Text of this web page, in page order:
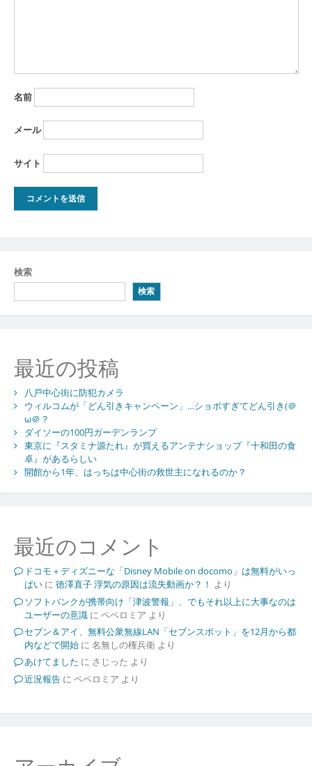
名前
メール
サイト
検索
検索
最近の投稿
八戸中心街に防犯カメラ
ウィルコムが「どん引きキャンペーン」…ショボすぎてどん引き(＠
ω＠？
ダイソーの100円ガーデンランプ
東京に『スタミナ源たれ』が買えるアンテナショップ『十和田の食
卓』があるらしい
開館から1年、はっちは中心街の救世主になれるのか？
最近のコメント
ドコモ＋ディズニーな「Disney Mobile on docomo」は無料がいっ
ぱいに 徳澤直子 浮気の原因は流失動画か？！ より
ソフトバンクが携帯向け「津波警報」、でもそれ以上に大事なのは
ユーザーの意識に ペペロミア より
セブン＆アイ、無料公衆無線LAN「セブンスポット」を12月から都
内などで開始に 名無しの権兵衛より
あけてました に さじった より
近況報告に ペペロミア より